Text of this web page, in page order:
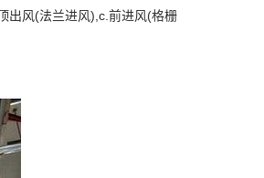
风(法兰进风),c.前进风(格栅